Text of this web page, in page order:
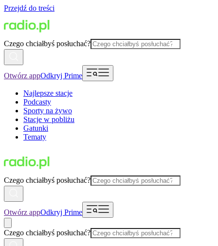
Przejdź do treści
Czego chciałbyś posłuchać?
Otwórz appOdkryj Prime
Najlepsze stacje
Podcasty
Sporty na żywo
Stacje w pobliżu
Gatunki
Tematy
Czego chciałbyś posłuchać?
Otwórz appOdkryj Prime
Czego chciałbyś posłuchać?